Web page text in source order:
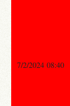
7/2/2024 08:40